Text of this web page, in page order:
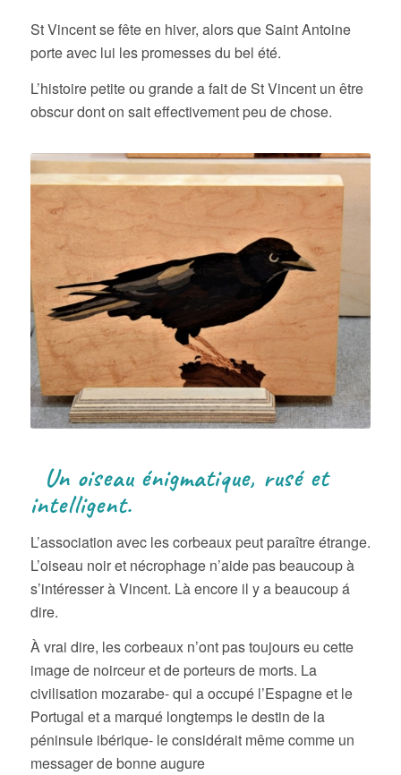
St Vincent se fête en hiver, alors que Saint Antoine
porte avec lui les promesses du bel été.
L’histoire petite ou grande a fait de St Vincent un être
obscur dont on sait effectivement peu de chose.
Un oiseau énigmatique, rusé et
intelligent.
L’association avec les corbeaux peut paraître étrange.
L’oiseau noir et nécrophage n’aide pas beaucoup à
s’intéresser à Vincent. Là encore il y a beaucoup á
dire.
À vrai dire, les corbeaux n’ont pas toujours eu cette
image de noirceur et de porteurs de morts. La
civilisation mozarabe- qui a occupé l’Espagne et le
Portugal et a marqué longtemps le destin de la
péninsule ibérique- le considérait même comme un
messager de bonne augure